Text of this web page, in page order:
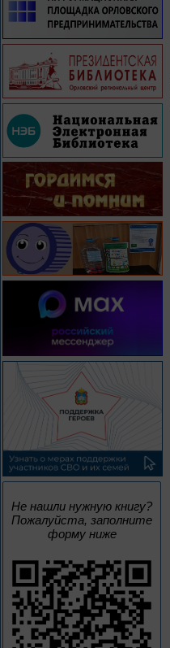
Не нашли нужную книгу?
Пожалуйста, заполните
форму ниже